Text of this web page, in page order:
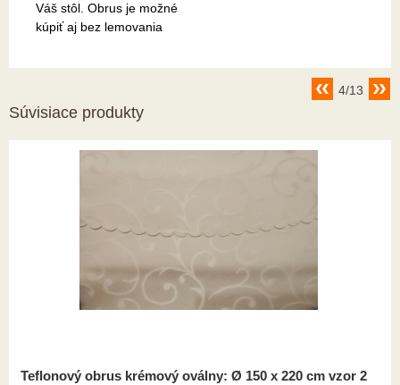
Váš stôl. Obrus je možné
kúpiť aj bez lemovania
4/13
Súvisiace produkty
Teflonový obrus krémový oválny: Ø 150 x 220 cm vzor 2